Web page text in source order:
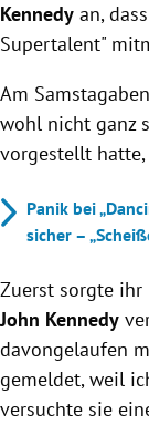
Kennedy an,
Supertalent"
Am
wohl nicht ganz
vorgestellt
Panik bei
sicher –
Zuerst sorgte ihr
John Kennedy
davongelaufen
gemeldet, weil
versuchte sie